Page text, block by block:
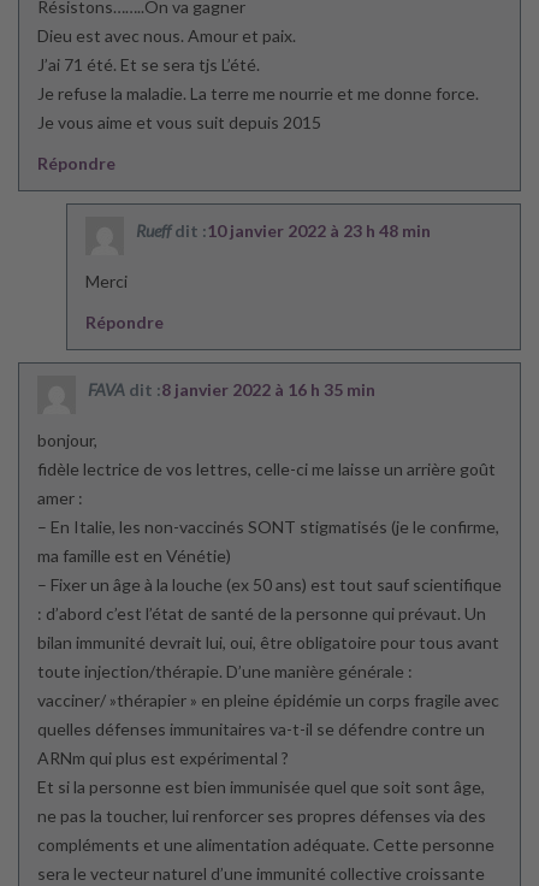
Résistons……..On va gagner
Dieu est avec nous. Amour et paix.
J’ai 71 été. Et se sera tjs L’été.
Je refuse la maladie. La terre me nourrie et me donne force.
Je vous aime et vous suit depuis 2015
Répondre
Rueff dit :10 janvier 2022 à 23 h 48 min
Merci
Répondre
FAVA dit :8 janvier 2022 à 16 h 35 min
bonjour,
fidèle lectrice de vos lettres, celle-ci me laisse un arrière goût
amer :
– En Italie, les non-vaccinés SONT stigmatisés (je le confirme,
ma famille est en Vénétie)
– Fixer un âge à la louche (ex 50 ans) est tout sauf scientifique
: d’abord c’est l’état de santé de la personne qui prévaut. Un
bilan immunité devrait lui, oui, être obligatoire pour tous avant
toute injection/thérapie. D’une manière générale :
vacciner/ »thérapier » en pleine épidémie un corps fragile avec
quelles défenses immunitaires va-t-il se défendre contre un
ARNm qui plus est expérimental ?
Et si la personne est bien immunisée quel que soit sont âge,
ne pas la toucher, lui renforcer ses propres défenses via des
compléments et une alimentation adéquate. Cette personne
sera le vecteur naturel d’une immunité collective croissante